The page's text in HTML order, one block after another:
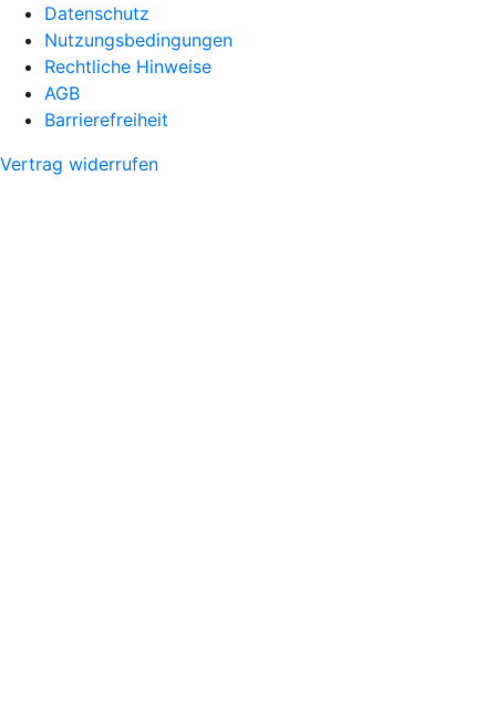
Datenschutz
Nutzungsbedingungen
Rechtliche Hinweise
AGB
Barrierefreiheit
Vertrag widerrufen